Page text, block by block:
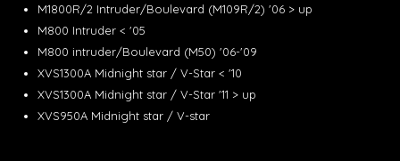
M1800R/2 Intruder/Boulevard (M109R/2) '06 > up
M800 Intruder < '05
M800 intruder/Boulevard (M50) '06-'09
XVS1300A Midnight star / V-Star < '10
XVS1300A Midnight star / V-Star '11 > up
XVS950A Midnight star / V-star